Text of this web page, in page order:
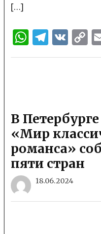
[…]
VK
В
«Мир
романса»
пяти стран
18.06.2024